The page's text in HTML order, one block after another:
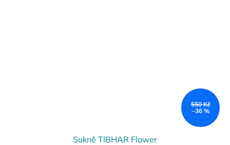
550 Kč
–36 %
Sukně TIBHAR Flower